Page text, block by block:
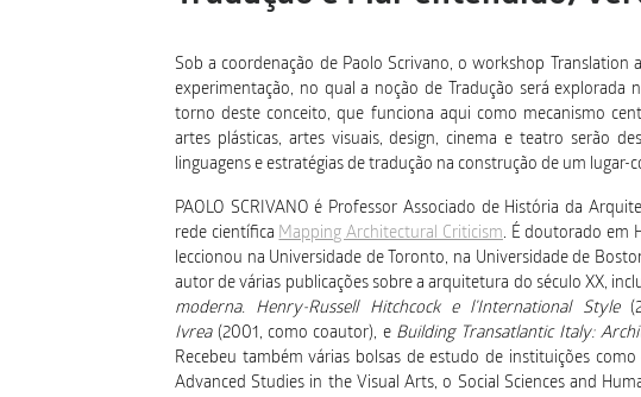
Sob a coordenação de Paolo Scrivano, o workshop
experimentação, no qual a noção de Tradução será explorada
torno deste conceito, que funciona aqui como mecanismo
artes plásticas, artes visuais, design, cinema e teatro serão
linguagens e estratégias de tradução na construção de um lugar-
PAOLO SCRIVANO é Professor Associado de História da
rede científicaMapping Architectural Criticism. É doutorado em
leccionou na Universidade de Toronto, na Universidade de
autor de várias publicações sobre a arquitetura do século XX,
moderna. Henry-Russell Hitchcock e l’International Style
Ivrea(2001, como coautor), e Building Transatlantic Italy:
Recebeu também várias bolsas de estudo de instituições
Advanced Studies in the Visual Arts, o Social Sciences and